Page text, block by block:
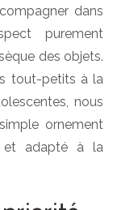
dans
purement
des objets.
tout-petits à la
nous
ornement
et adapté à la